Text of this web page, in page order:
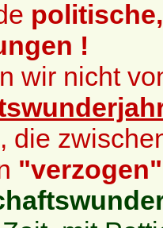
!
wir nicht
die
"verzogen"